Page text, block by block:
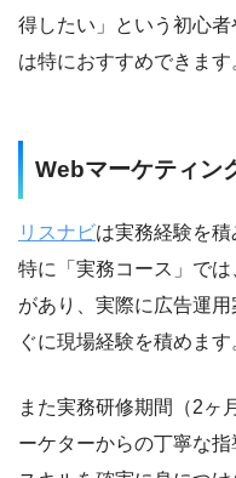
得したい」という初心
は特におすすめできます
Webマーケティン
リスナビは実務経験を積
特に「実務コース」で
があり、実際に広告運
ぐに現場経験を積めます
また実務研修期間（2ヶ
ーケターからの丁寧な